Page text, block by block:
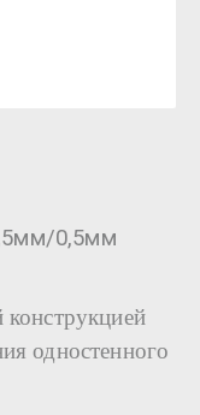
0,5мм
конструкцией
одностенного